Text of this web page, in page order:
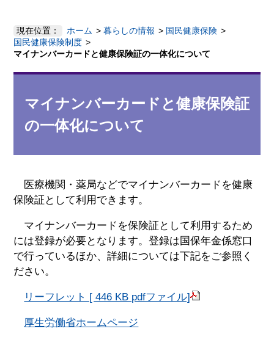
現在位置： ホーム 暮らしの情報
国民健康保険
国民健康保険制度
マイナンバーカードと健康保険証の一体化について
マイナンバーカードと健康保険証
の一体化について
医療機関・薬局などでマイナンバーカードを健康
保険証として利用できます。
マイナンバーカードを保険証として利用するため
には登録が必要となります。登録は国保年金係窓口
で行っているほか、詳細については下記をご参照く
ださい。
リーフレット [ 446 KB pdfファイル]
厚生労働省ホームページ